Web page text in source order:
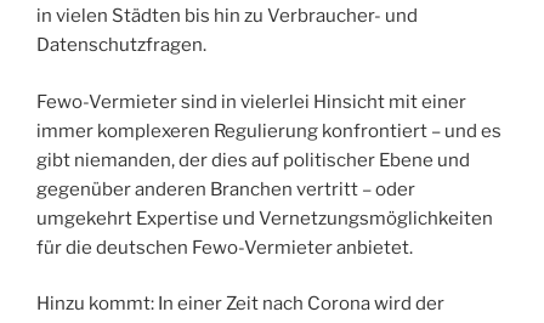
in vielen Städten bis hin zu Verbraucher- und
Datenschutzfragen.
Fewo-Vermieter sind in vielerlei Hinsicht mit einer
immer komplexeren Regulierung konfrontiert – und es
gibt niemanden, der dies auf politischer Ebene und
gegenüber anderen Branchen vertritt – oder
umgekehrt Expertise und Vernetzungsmöglichkeiten
für die deutschen Fewo-Vermieter anbietet.
Hinzu kommt: In einer Zeit nach Corona wird der